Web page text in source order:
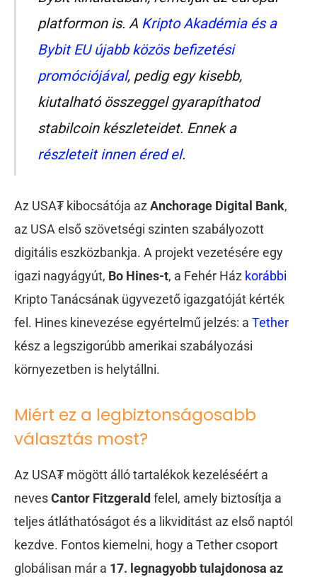
platformon is. A Kripto Akadémia és a
Bybit EU újabb közös befizetési
promóciójával, pedig egy kisebb,
kiutalható összeggel gyarapíthatod
stabilcoin készleteidet. Ennek a
részleteit innen éred el.
Az USA₮ kibocsátója az Anchorage Digital Bank,
az USA első szövetségi szinten szabályozott
digitális eszközbankja. A projekt vezetésére egy
igazi nagyágyút, Bo Hines-t, a Fehér Ház korábbi
Kripto Tanácsának ügyvezető igazgatóját kérték
fel. Hines kinevezése egyértelmű jelzés: a Tether
kész a legszigorúbb amerikai szabályozási
környezetben is helytállni.
Miért ez a legbiztonságosabb
választás most?
Az USA₮ mögött álló tartalékok kezeléséért a
nevesCantor Fitzgerald felel, amely biztosítja a
teljes átláthatóságot és a likviditást az első naptól
kezdve. Fontos kiemelni, hogy a Tether csoport
globálisan már a 17. legnagyobb tulajdonosa az